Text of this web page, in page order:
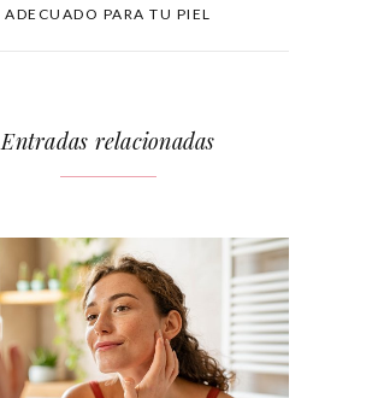
ADECUADO PARA TU PIEL
Entradas relacionadas